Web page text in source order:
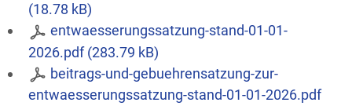
(18.78 kB)
entwaesserungssatzung-stand-01-01-
2026.pdf (283.79 kB)
beitrags-und-gebuehrensatzung-zur-
entwaesserungssatzung-stand-01-01-2026.pdf